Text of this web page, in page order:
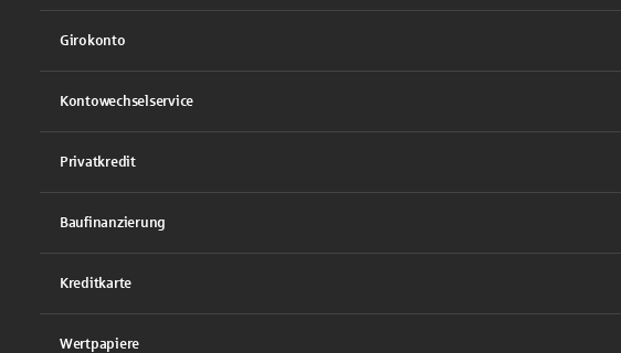
Girokonto
Kontowechselservice
Privatkredit
Baufinanzierung
Kreditkarte
Wertpapiere